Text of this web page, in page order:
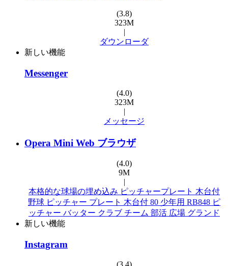
(3.8)
323M
ダウンローダ
新しい機能
Messenger
(4.0)
323M
|
メッセージ
Opera Mini Web ブラウザ
(4.0)
9M
|
本格的な球場の埋め込み ピッチャープレート 木台付
野球 ピッチャー プレート 木台付 80 少年用 RB848 ピ
ッチャー バッター クラブ チーム 部活 広場 グランド
新しい機能
Instagram
(3.4)